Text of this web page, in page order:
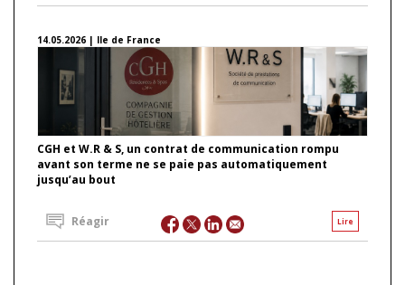
14.05.2026 | Ile de France
CGH et W.R & S, un contrat de communication rompu
avant son terme ne se paie pas automatiquement
jusqu’au bout
Lire
Réagir